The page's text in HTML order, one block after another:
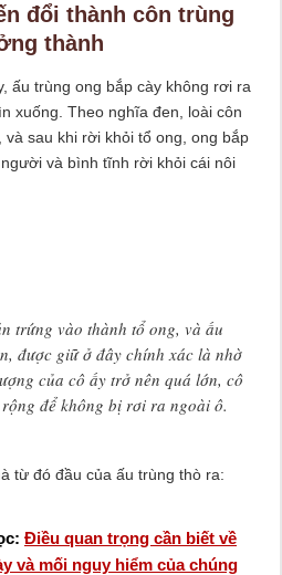
đổi thành côn trùng
thành
ấu trùng ong bắp cày không rơi ra
xuống. Theo nghĩa đen, loài côn
sau khi rời khỏi tổ ong, ong bắp
và bình tĩnh rời khỏi cái nôi
trứng vào thành tổ ong, và ấu
được giữ ở đây chính xác là nhờ
của cô ấy trở nên quá lớn, cô
để không bị rơi ra ngoài ô.
từ đó đầu của ấu trùng thò ra:
Điều quan trọng cần biết về
và mối nguy hiểm của chúng